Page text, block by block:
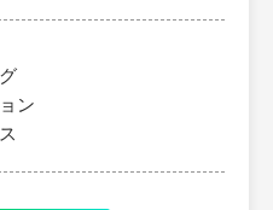
ン